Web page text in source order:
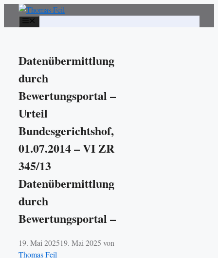
Datenübermittlung
durch
Bewertungsportal –
Urteil
Bundesgerichtshof,
01.07.2014 – VI ZR
345/13
Datenübermittlung
durch
Bewertungsportal –
19. Mai 202519. Mai 2025 von
Thomas Feil